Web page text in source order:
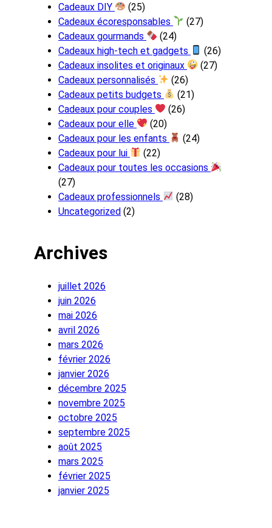
Cadeaux DIY
(25)
Cadeaux écoresponsables
(27)
Cadeaux gourmands
(24)
Cadeaux high-tech et gadgets
(26)
Cadeaux insolites et originaux
(27)
Cadeaux personnalisés
(26)
Cadeaux petits budgets
(21)
Cadeaux pour couples
(26)
Cadeaux pour elle
(20)
Cadeaux pour les enfants
(24)
Cadeaux pour lui
(22)
Cadeaux pour toutes les occasions
(27)
Cadeaux professionnels
(28)
Uncategorized (2)
Archives
juillet 2026
juin 2026
mai 2026
avril 2026
mars 2026
février 2026
janvier 2026
décembre 2025
novembre 2025
octobre 2025
septembre 2025
août 2025
mars 2025
février 2025
janvier 2025